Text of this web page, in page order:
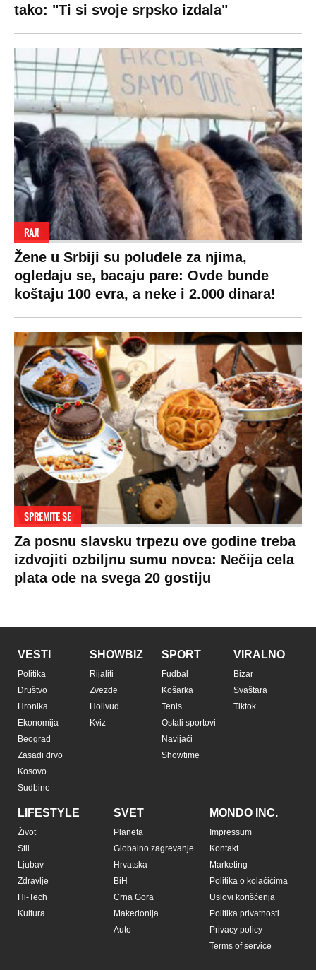
tako: "Ti si svoje srpsko izdala"
RAJ!
Žene u Srbiji su poludele za njima,
ogledaju se, bacaju pare: Ovde bunde
koštaju 100 evra, a neke i 2.000 dinara!
SPREMITE SE
Za posnu slavsku trpezu ove godine treba
izdvojiti ozbiljnu sumu novca: Nečija cela
plata ode na svega 20 gostiju
VESTI
Politika
Društvo
Hronika
Ekonomija
Beograd
Zasadi drvo
Kosovo
Sudbine
SHOWBIZ
Rijaliti
Zvezde
Holivud
Kviz
SPORT
Fudbal
Košarka
Tenis
Ostali sportovi
Navijači
Showtime
VIRALNO
Bizar
Svaštara
Tiktok
LIFESTYLE
Život
Stil
Ljubav
Zdravlje
Hi-Tech
Kultura
SVET
Planeta
Globalno zagrevanje
Hrvatska
BiH
Crna Gora
Makedonija
Auto
MONDO INC.
Impressum
Kontakt
Marketing
Politika o kolačićima
Uslovi korišćenja
Politika privatnosti
Privacy policy
Terms of service